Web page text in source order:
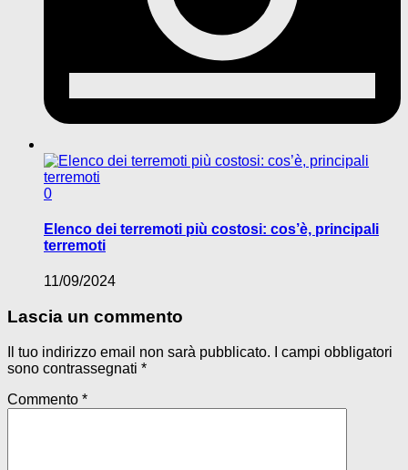
0
Elenco dei terremoti più costosi: cos’è, principali
terremoti
11/09/2024
Lascia un commento
Il tuo indirizzo email non sarà pubblicato.
I campi obbligatori
sono contrassegnati *
Commento *